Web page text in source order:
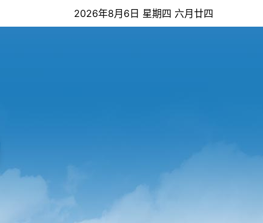
2026年8月6日 星期四 六月廿四